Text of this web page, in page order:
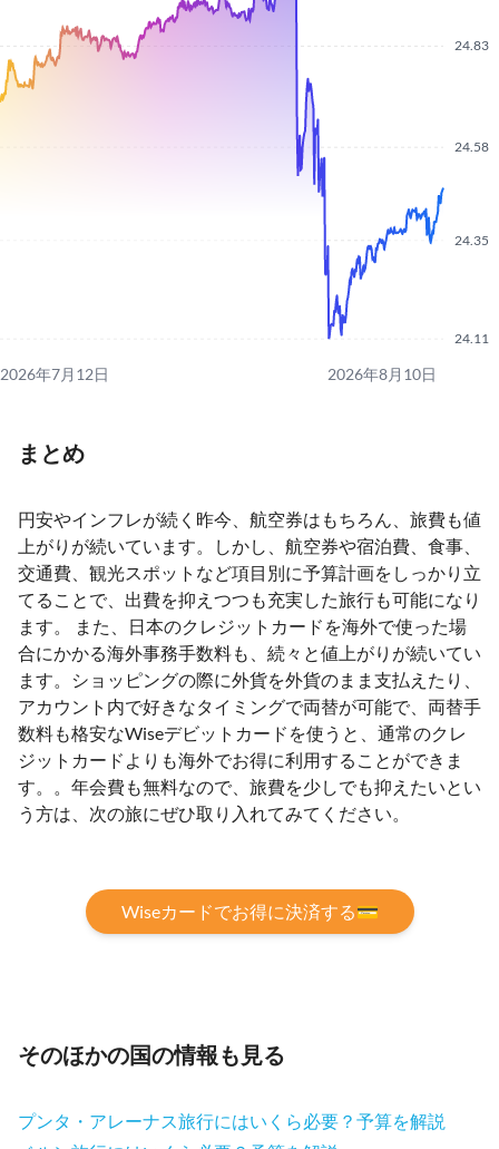
24.11
24.35
24.58
24.83
2026年7月12日 2026年8月10日
まとめ
円安やインフレが続く昨今、航空券はもちろん、旅費も値
上がりが続いています。しかし、航空券や宿泊費、食事、
交通費、観光スポットなど項目別に予算計画をしっかり立
てることで、出費を抑えつつも充実した旅行も可能になり
ます。 また、日本のクレジットカードを海外で使った場
合にかかる海外事務手数料も、続々と値上がりが続いてい
ます。ショッピングの際に外貨を外貨のまま支払えたり、
アカウント内で好きなタイミングで両替が可能で、両替手
数料も格安なWiseデビットカードを使うと、通常のクレ
ジットカードよりも海外でお得に利用することができま
す。。年会費も無料なので、旅費を少しでも抑えたいとい
う方は、次の旅にぜひ取り入れてみてください。
Wiseカードでお得に決済する💳
そのほかの国の情報も見る
プンタ・アレーナス旅行にはいくら必要？予算を解説